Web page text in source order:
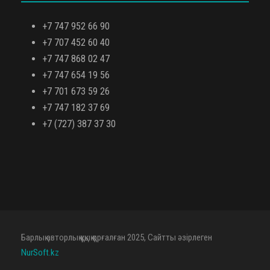
+7 747 952 66 90
+7 707 452 60 40
+7 747 868 02 47
+7 747 654 19 56
+7 701 673 59 26
+7 747 182 37 69
+7 (727) 387 37 30
Барлық авторлық құқық қорғалған 2025, Сайтты әзірлеген
NurSoft.kz